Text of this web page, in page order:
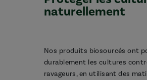
naturellement
Nos produits biosourcés ont
durablement les cultures
ravageurs, en utilisant des